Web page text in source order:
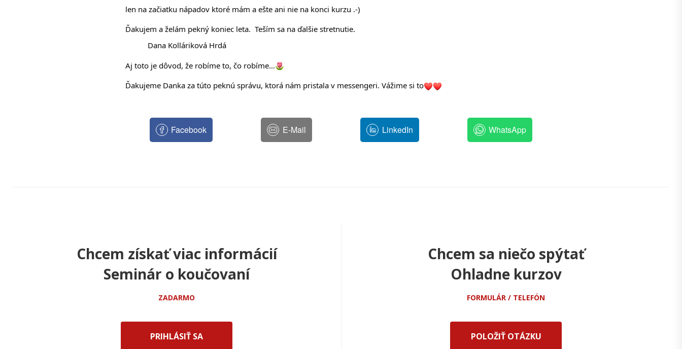
len na začiatku nápadov ktoré mám a ešte ani nie na konci kurzu .-)
Ďakujem a želám pekný koniec leta.  Teším sa na ďalšie stretnutie.
Dana Kolláriková Hrdá
Aj toto je dôvod, že robíme to, čo robíme…
Ďakujeme Danka za túto peknú správu, ktorá nám pristala v messengeri. Vážime si to
Facebook E-Mail LinkedIn WhatsApp
Chcem získať viac informácií
Seminár o koučovaní
ZADARMO
PRIHLÁSIŤ SA
Chcem sa niečo spýtať
Ohladne kurzov
FORMULÁR / TELEFÓN
POLOŽIŤ OTÁZKU